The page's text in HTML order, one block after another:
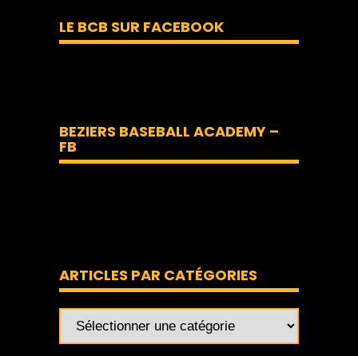
LE BCB SUR FACEBOOK
BEZIERS BASEBALL ACADEMY –
FB
ARTICLES PAR CATÉGORIES